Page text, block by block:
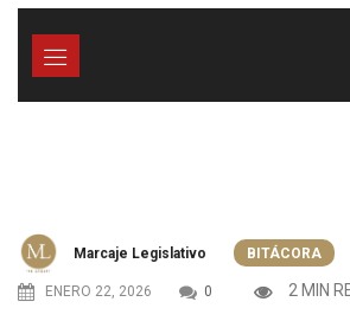
Marcaje Legislativo BITÁCORA
ENERO 22, 2026 0 2 MIN